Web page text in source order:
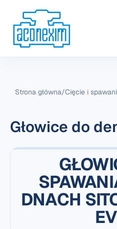
Strona główna/Cięcie i
Głowice do
DNACH